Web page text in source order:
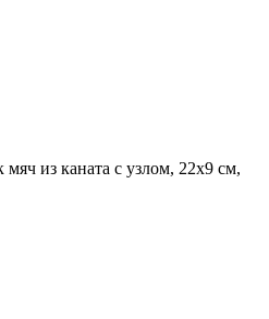
мяч из каната с узлом, 22х9 см,